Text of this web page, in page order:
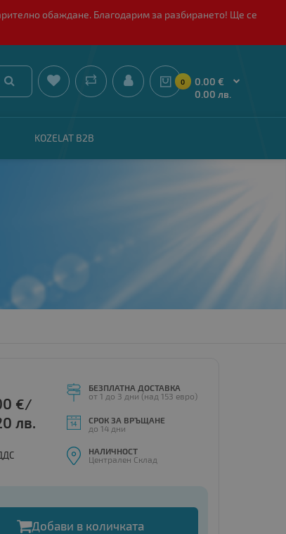
обаждане. Благодарим за разбирането! Ще се
 0

0.00 €
0.00 лв.
KOZELAT B2B
€/
лв.
БЕЗПЛАТНА ДОСТАВКА
от 1 до 3 дни (над 153 евро)
СРОК ЗА ВРЪЩАНЕ
до 14 дни
НАЛИЧНОСТ
Централен Склад
Добави в количката